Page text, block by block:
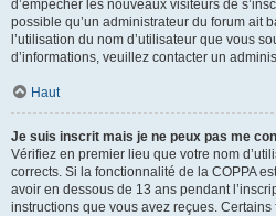
d’empêcher les nouveaux visiteurs de
possible qu’un administrateur du forum ait
l’utilisation du nom d’utilisateur que vous
d’informations, veuillez contacter un
Haut
Je suis inscrit mais je ne peux pas me
Vérifiez en premier lieu que votre nom
corrects. Si la fonctionnalité de la COPPA
avoir en dessous de 13 ans pendant
instructions que vous avez reçues.